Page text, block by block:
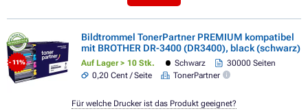
- 11%
Bildtrommel TonerPartner PREMIUM kompatibel
mit BROTHER DR-3400 (DR3400), black (schwarz)
Auf Lager > 10 Stk. Schwarz
30000 Seiten
0,20 Cent / Seite
TonerPartner
Für welche Drucker ist das Produkt geeignet?